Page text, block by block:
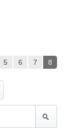
5 6 7 8